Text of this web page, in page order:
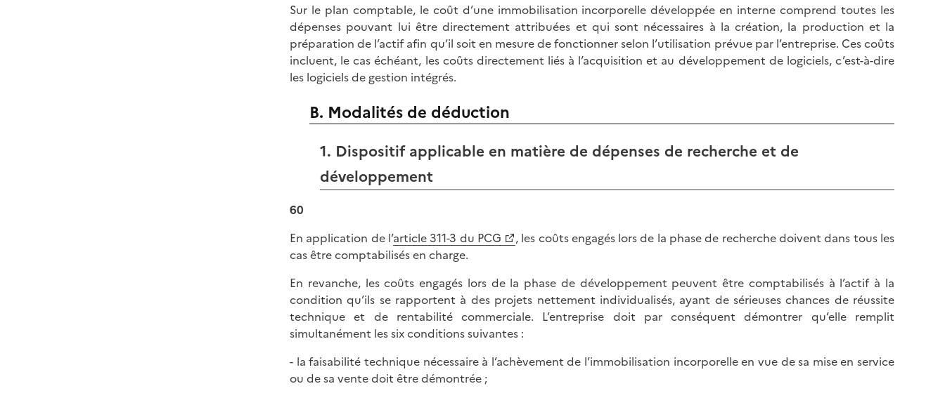
Sur le plan comptable, le coût d’une immobilisation incorporelle développée en interne comprend toutes les
dépenses pouvant lui être directement attribuées et qui sont nécessaires à la création, la production et la
préparation de l’actif afin qu’il soit en mesure de fonctionner selon l’utilisation prévue par l’entreprise. Ces coûts
incluent, le cas échéant, les coûts directement liés à l’acquisition et au développement de logiciels, c’est-à-dire
les logiciels de gestion intégrés.
B. Modalités de déduction
1. Dispositif applicable en matière de dépenses de recherche et de
développement
60
En application de l’article 311-3 du PCG
, les coûts engagés lors de la phase de recherche doivent dans tous les
cas être comptabilisés en charge.
En revanche, les coûts engagés lors de la phase de développement peuvent être comptabilisés à l’actif à la
condition qu’ils se rapportent à des projets nettement individualisés, ayant de sérieuses chances de réussite
technique et de rentabilité commerciale. L’entreprise doit par conséquent démontrer qu’elle remplit
simultanément les six conditions suivantes :
- la faisabilité technique nécessaire à l’achèvement de l’immobilisation incorporelle en vue de sa mise en service
ou de sa vente doit être démontrée ;